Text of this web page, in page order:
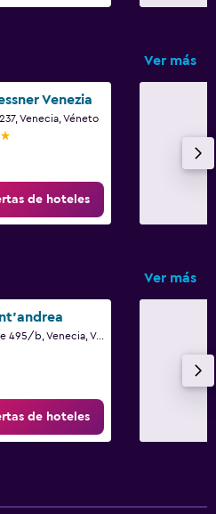
en el alojamiento
Ver más
Venezia
Venecia, Véneto
de hoteles
Ver más
Santa Croce 495/b, Venecia, Véneto
de hoteles